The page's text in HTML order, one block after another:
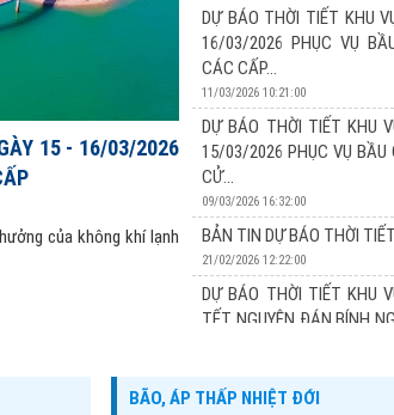
15 - 16/03/2026
của không khí lạnh
13/03/2026 17:24:00
Xu thế thời tiết: Đợt không
đêm nay và sáng mai (14/
các ngày 15 và 16/3 chủ yếu
DỰ BÁO THỜI TIẾT KHU
16/03/2026 PHỤC VỤ
CÁC CẤP...
11/03/2026 10:21:00
DỰ BÁO THỜI TIẾT KHU
15/03/2026 PHỤC VỤ BẦU
CỬ...
09/03/2026 16:32:00
BẢN TIN DỰ BÁO THỜI
21/02/2026 12:22:00
DỰ BÁO THỜI TIẾT KHU
TẾT NGUYÊN ĐÁN BÍNH
DỰ BÁO THỜI TIẾT KHU
BÃO, ÁP THẤP NHIỆT ĐỚI